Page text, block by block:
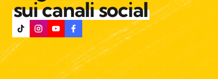
sui canali social